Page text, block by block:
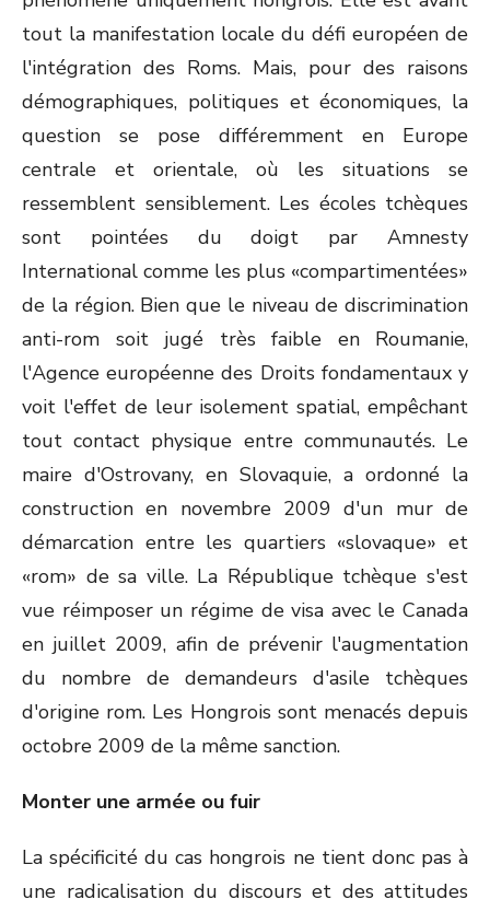
tout la manifestation locale du défi européen de
l'intégration des Roms. Mais, pour des raisons
démographiques, politiques et économiques, la
question se pose différemment en Europe
centrale et orientale, où les situations se
ressemblent sensiblement. Les écoles tchèques
sont pointées du doigt par Amnesty
International comme les plus «compartimentées»
de la région. Bien que le niveau de discrimination
anti-rom soit jugé très faible en Roumanie,
l'Agence européenne des Droits fondamentaux y
voit l'effet de leur isolement spatial, empêchant
tout contact physique entre communautés. Le
maire d'Ostrovany, en Slovaquie, a ordonné la
construction en novembre 2009 d'un mur de
démarcation entre les quartiers «slovaque» et
«rom» de sa ville. La République tchèque s'est
vue réimposer un régime de visa avec le Canada
en juillet 2009, afin de prévenir l'augmentation
du nombre de demandeurs d'asile tchèques
d'origine rom. Les Hongrois sont menacés depuis
octobre 2009 de la même sanction.
Monter une armée ou fuir
La spécificité du cas hongrois ne tient donc pas à
une radicalisation du discours et des attitudes